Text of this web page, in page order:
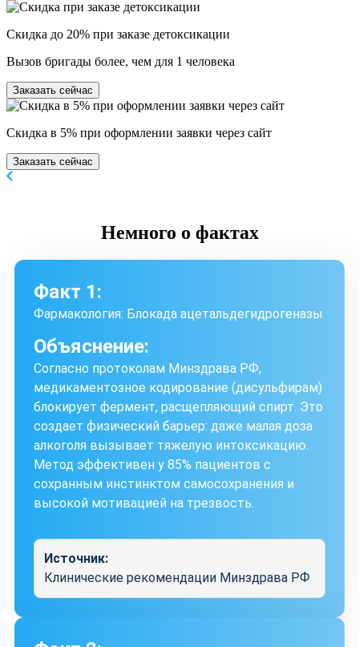
Скидка до 20% при заказе детоксикации
Вызов бригады более, чем для 1 человека
Заказать сейчас
Скидка в 5% при оформлении заявки через сайт
Заказать сейчас
Немного о фактах
Факт 1:
Фармакология: Блокада ацетальдегидрогеназы
Объяснение:
Согласно протоколам Минздрава РФ,
медикаментозное кодирование (дисульфирам)
блокирует фермент, расщепляющий спирт. Это
создает физический барьер: даже малая доза
алкоголя вызывает тяжелую интоксикацию.
Метод эффективен у 85% пациентов с
сохранным инстинктом самосохранения и
высокой мотивацией на трезвость.
Источник:
Клинические рекомендации Минздрава РФ